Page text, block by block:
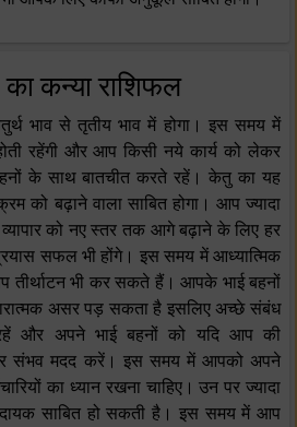
कन्या राशिफल
भाव से तृतीय भाव में होगा। इस समय में
रहेंगी और आप किसी नये कार्य को लेकर
के साथ बातचीत करते रहें। केतु का यह
को बढ़ाने वाला साबित होगा। आप ज्यादा
को नए स्तर तक आगे बढ़ाने के लिए हर
सफल भी होंगे। इस समय में आध्यात्मिक
तीर्थाटन भी कर सकते हैं। आपके भाई बहनों
असर पड़ सकता है इसलिए अच्छे संबंध
और अपने भाई बहनों को यदि आप की
संभव मदद करें। इस समय में आपको अपने
का ध्यान रखना चाहिए। उन पर ज्यादा
साबित हो सकती है। इस समय में आप